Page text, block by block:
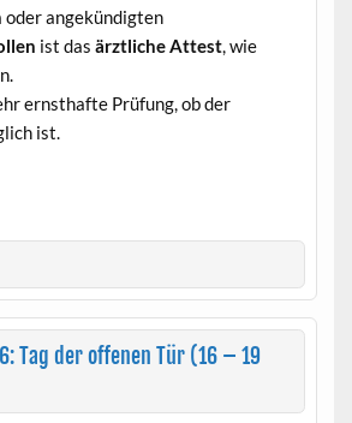
oder angekündigten
ist das ärztliche Attest, wie
ernsthafte Prüfung, ob der
ist.
Tag der offenen Tür (16 – 19